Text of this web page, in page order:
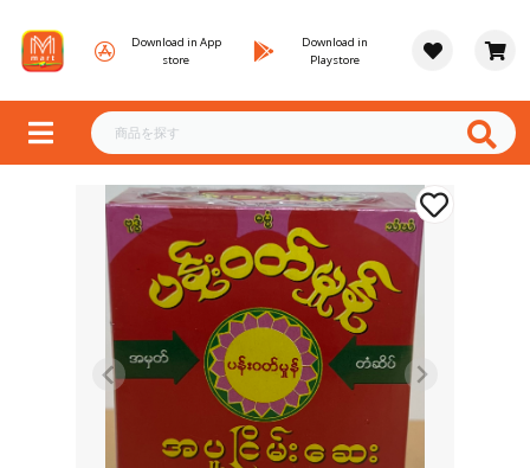
Download in App
store
Download in
Playstore